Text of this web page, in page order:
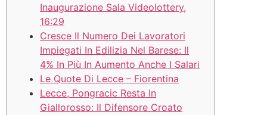
Inaugurazione Sala Videolottery,
16:29
Cresce Il Numero Dei Lavoratori
Impiegati In Edilizia Nel Barese: Il
4% In Più In Aumento Anche I Salari
Le Quote Di Lecce – Fiorentina
Lecce, Pongracic Resta In
Giallorosso: Il Difensore Croato